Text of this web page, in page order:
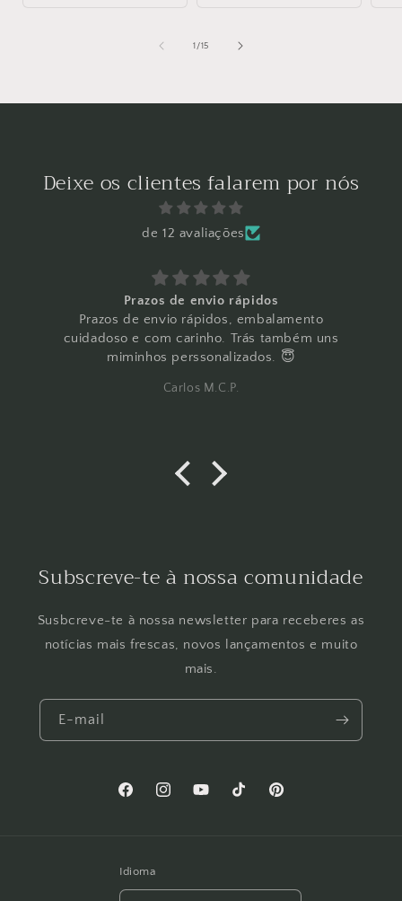
1 /de
15
Deixe os clientes falarem por nós
de 12 avaliações
Prazos de envio rápidos
Prazos de envio rápidos, embalamento
cuidadoso e com carinho. Trás também uns
miminhos perssonalizados. 😇
Carlos M.C.P.
Subscreve-te à nossa comunidade
Susbcreve-te à nossa newsletter para receberes as
notícias mais frescas, novos lançamentos e muito
mais.
E-mail
FacebookInstagramYouTubeTikTok Pinterest
Idioma